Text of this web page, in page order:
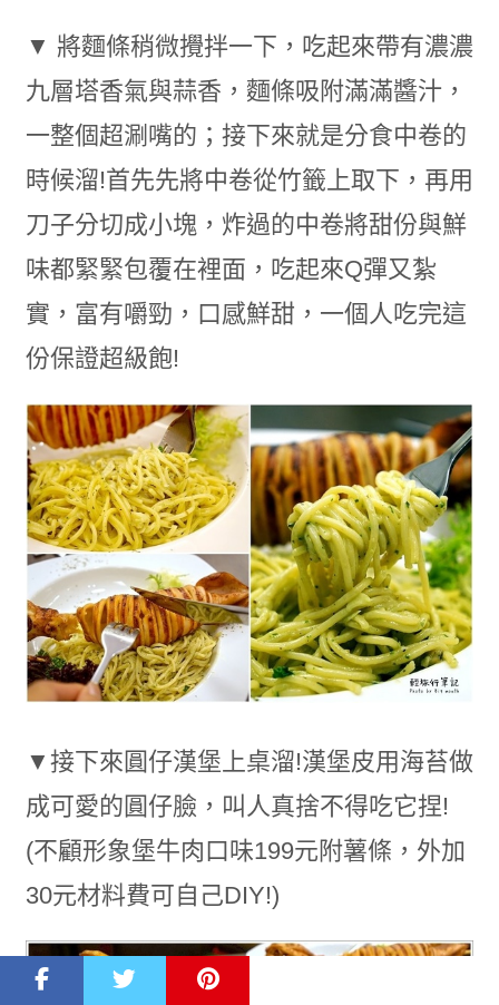
▼ 將麵條稍微攪拌一下，吃起來帶有濃濃
九層塔香氣與蒜香，麵條吸附滿滿醬汁，
一整個超涮嘴的；接下來就是分食中卷的
時候溜!首先先將中卷從竹籤上取下，再用
刀子分切成小塊，炸過的中卷將甜份與鮮
味都緊緊包覆在裡面，吃起來Q彈又紮
實，富有嚼勁，口感鮮甜，一個人吃完這
份保證超級飽!
▼接下來圓仔漢堡上桌溜!漢堡皮用海苔做
成可愛的圓仔臉，叫人真捨不得吃它捏!
(不顧形象堡牛肉口味199元附薯條，外加
30元材料費可自己DIY!)